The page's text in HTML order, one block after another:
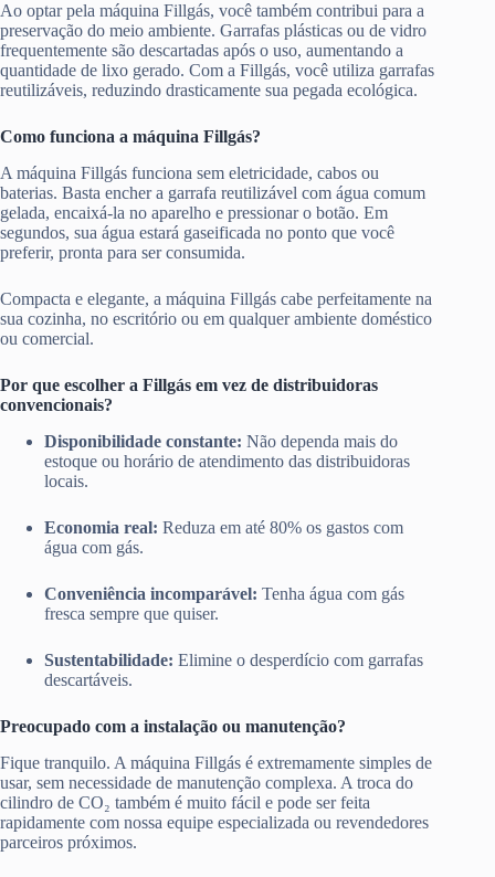
Ao optar pela máquina Fillgás, você também contribui para a
preservação do meio ambiente. Garrafas plásticas ou de vidro
frequentemente são descartadas após o uso, aumentando a
quantidade de lixo gerado. Com a Fillgás, você utiliza garrafas
reutilizáveis, reduzindo drasticamente sua pegada ecológica.
Como funciona a máquina Fillgás?
A máquina Fillgás funciona sem eletricidade, cabos ou
baterias. Basta encher a garrafa reutilizável com água comum
gelada, encaixá-la no aparelho e pressionar o botão. Em
segundos, sua água estará gaseificada no ponto que você
preferir, pronta para ser consumida.
Compacta e elegante, a máquina Fillgás cabe perfeitamente na
sua cozinha, no escritório ou em qualquer ambiente doméstico
ou comercial.
Por que escolher a Fillgás em vez de distribuidoras
convencionais?
Disponibilidade constante: Não dependa mais do
estoque ou horário de atendimento das distribuidoras
locais.
Economia real: Reduza em até 80% os gastos com
água com gás.
Conveniência incomparável: Tenha água com gás
fresca sempre que quiser.
Sustentabilidade: Elimine o desperdício com garrafas
descartáveis.
Preocupado com a instalação ou manutenção?
Fique tranquilo. A máquina Fillgás é extremamente simples de
usar, sem necessidade de manutenção complexa. A troca do
cilindro de CO₂ também é muito fácil e pode ser feita
rapidamente com nossa equipe especializada ou revendedores
parceiros próximos.